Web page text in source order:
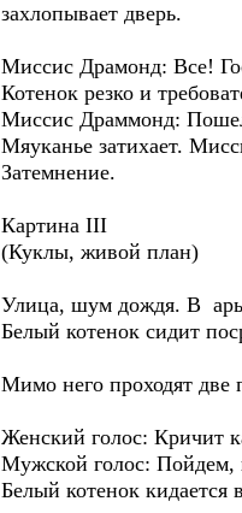
захлопывает дверь.
Миссис Драмонд: Все!
Котенок резко и
Миссис Драммонд:
Мяуканье затихает.
Затемнение.
Картина III
(Куклы, живой план)
Улица, шум дождя. В
Белый котенок сидит
Мимо него проходят две
Женский голос: Кричит
Мужской голос: Пойдем,
Белый котенок кидается